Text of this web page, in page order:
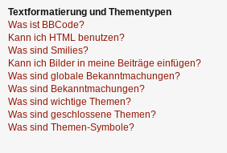
Textformatierung und Thementypen
Was ist BBCode?
Kann ich HTML benutzen?
Was sind Smilies?
Kann ich Bilder in meine Beiträge einfügen?
Was sind globale Bekanntmachungen?
Was sind Bekanntmachungen?
Was sind wichtige Themen?
Was sind geschlossene Themen?
Was sind Themen-Symbole?